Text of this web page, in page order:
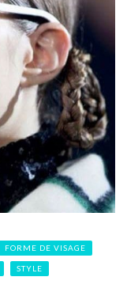
FORME DE VISAGE
STYLE